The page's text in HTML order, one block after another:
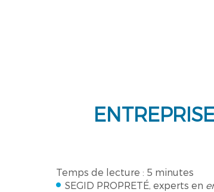
Temps de lecture : 5 minutes
SEGID PROPRETÉ, experts en